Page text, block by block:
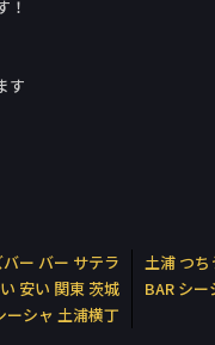
！
す
ー バー サテラ
安い 関東 茨城
ーシャ 土浦横丁
土浦 つち
BAR シ